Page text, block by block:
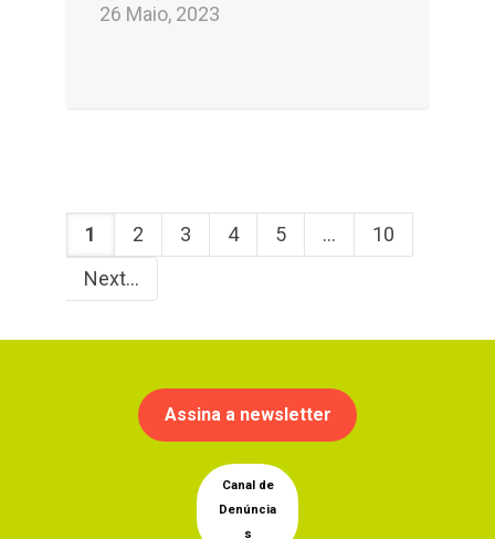
26 Maio, 2023
1 2 3 4 5 ...
10
Next
Assina a newsletter
Canal de
Denúncia
s